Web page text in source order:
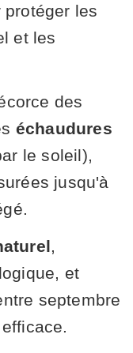
les
et les
des
échaudures
le soleil),
jusqu'à
et
septembre